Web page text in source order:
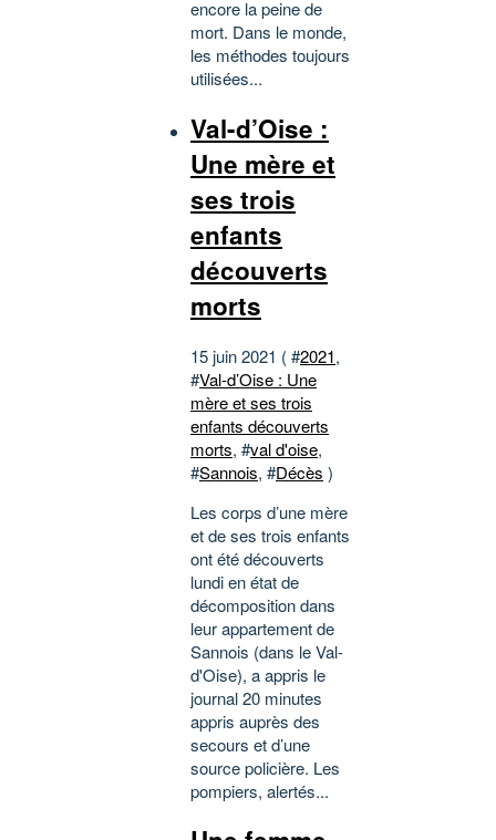
encore la peine de
mort. Dans le monde,
les méthodes toujours
utilisées...
Val-d’Oise :
Une mère et
ses trois
enfants
découverts
morts
15 juin 2021 ( #2021,
#Val-d’Oise : Une
mère et ses trois
enfants découverts
morts, #val d'oise,
#Sannois, #Décès )
Les corps d’une mère
et de ses trois enfants
ont été découverts
lundi en état de
décomposition dans
leur appartement de
Sannois (dans le Val-
d'Oise), a appris le
journal 20 minutes
appris auprès des
secours et d’une
source policière. Les
pompiers, alertés...